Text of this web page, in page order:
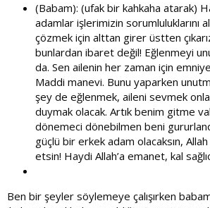
(Babam): (ufak bir kahkaha atarak)
adamlar işlerimizin sorumluluklarını
çözmek için alttan girer üstten
bunlardan ibaret değil! Eğlenmeyi
da. Sen ailenin her zaman için
Maddi manevi. Bunu yaparken
şey de eğlenmek, aileni sevmek
duymak olacak. Artık benim gitme
dönemeci dönebilmen beni
güçlü bir erkek adam olacaksın, Allah
etsin! Haydi Allah’a emanet, kal
Ben bir şeyler söylemeye çalışırken